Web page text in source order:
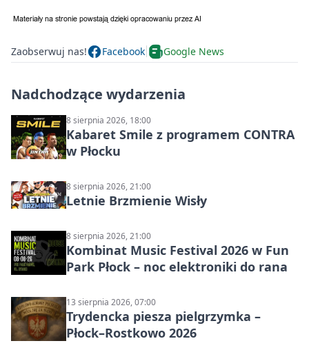
Zaobserwuj nas! Facebook Google News
Nadchodzące wydarzenia
8 sierpnia 2026, 18:00
Kabaret Smile z programem CONTRA
w Płocku
8 sierpnia 2026, 21:00
Letnie Brzmienie Wisły
8 sierpnia 2026, 21:00
Kombinat Music Festival 2026 w Fun
Park Płock – noc elektroniki do rana
13 sierpnia 2026, 07:00
Trydencka piesza pielgrzymka –
Płock–Rostkowo 2026